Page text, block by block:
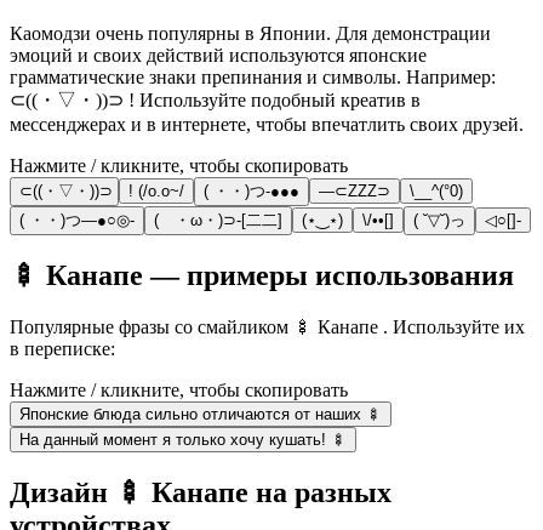
Каомодзи очень популярны в Японии. Для демонстрации
эмоций и своих действий используются японские
грамматические знаки препинания и символы. Например:
⊂((・▽・))⊃ ! Используйте подобный креатив в
мессенджерах и в интернете, чтобы впечатлить своих друзей.
Нажмите / кликните, чтобы скопировать
⊂((・▽・))⊃ ! (/o.o~/ ( ・・)つ-●●● ―⊂ZZZ⊃
\__^(°0)
( ・・)つ―●○◎-
( ・ω・)⊃-[二二] (⋆‿⋆) \/••[] ( ˘▽˘)っ ◁○[]-
🍢 Канапе — примеры использования
Популярные фразы со смайликом 🍢 Канапе . Используйте их
в переписке:
Нажмите / кликните, чтобы скопировать
Японские блюда сильно отличаются от наших 🍢
На данный момент я только хочу кушать! 🍢
Дизайн 🍢 Канапе на разных